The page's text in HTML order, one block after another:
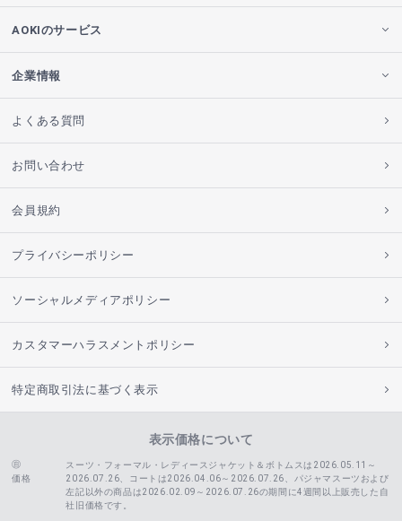
AOKIのサービス
企業情報
よくある質問
お問い合わせ
会員規約
プライバシーポリシー
ソーシャルメディアポリシー
カスタマーハラスメントポリシー
特定商取引法に基づく表示
表示価格について
価格
スーツ・フォーマル・レディースジャケット＆ボトムスは2026.05.11～
2026.07.26、コートは2026.04.06～2026.07.26、 パジャマスーツおよび
左記以外の商品は2026.02.09～2026.07.26の期間に4週間以上販売した自
社旧価格です。